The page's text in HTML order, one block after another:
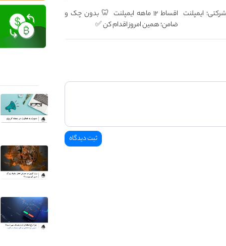
شرکتی؛ ایمپلنت
اقساط ۱۲ ماهه ایمپلنت 🦷 بدون چک و
ضامن؛ همین امروز اقدام کن ✅